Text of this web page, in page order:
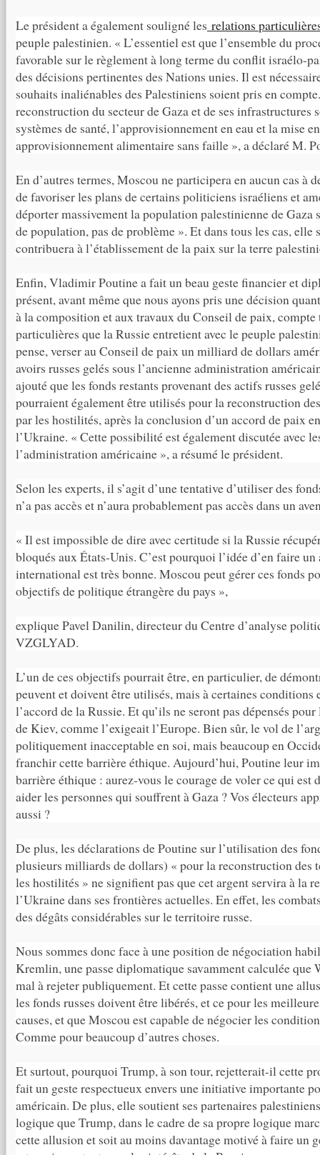
Le président a également souligné les relations
peuple palestinien. « L’essentiel est que l’ensemble du
favorable sur le règlement à long terme du conflit israélo-
des décisions pertinentes des Nations unies. Il est
souhaits inaliénables des Palestiniens soient pris en
reconstruction du secteur de Gaza et de ses infrastructures
systèmes de santé, l’approvisionnement en eau et la mise
approvisionnement alimentaire sans faille », a déclaré M.
En d’autres termes, Moscou ne participera en aucun cas à
de favoriser les plans de certains politiciens israéliens et
déporter massivement la population palestinienne de Gaza
de population, pas de problème ». Et dans tous les cas,
contribuera à l’établissement de la paix sur la terre
Enfin, Vladimir Poutine a fait un beau geste financier et
présent, avant même que nous ayons pris une décision
à la composition et aux travaux du Conseil de paix, compte
particulières que la Russie entretient avec le peuple
pense, verser au Conseil de paix un milliard de dollars
avoirs russes gelés sous l’ancienne administration
ajouté que les fonds restants provenant des actifs russes
pourraient également être utilisés pour la reconstruction
par les hostilités, après la conclusion d’un accord de paix
l’Ukraine. « Cette possibilité est également discutée avec
l’administration américaine », a résumé le président.
Selon les experts, il s’agit d’une tentative d’utiliser des
n’a pas accès et n’aura probablement pas accès dans un
« Il est impossible de dire avec certitude si la Russie
bloqués aux États-Unis. C’est pourquoi l’idée d’en faire
international est très bonne. Moscou peut gérer ces fonds
objectifs de politique étrangère du pays »,
explique Pavel Danilin, directeur du Centre d’analyse
VZGLYAD.
L’un de ces objectifs pourrait être, en particulier, de
peuvent et doivent être utilisés, mais à certaines conditions
l’accord de la Russie. Et qu’ils ne seront pas dépensés
de Kiev, comme l’exigeait l’Europe. Bien sûr, le vol de
politiquement inacceptable en soi, mais beaucoup en
franchir cette barrière éthique. Aujourd’hui, Poutine leur
barrière éthique : aurez-vous le courage de voler ce qui est
aider les personnes qui souffrent à Gaza ? Vos électeurs
aussi ?
De plus, les déclarations de Poutine sur l’utilisation des
plusieurs milliards de dollars) « pour la reconstruction des
les hostilités » ne signifient pas que cet argent servira à la
l’Ukraine dans ses frontières actuelles. En effet, les
des dégâts considérables sur le territoire russe.
Nous sommes donc face à une position de négociation
Kremlin, une passe diplomatique savamment calculée que
mal à rejeter publiquement. Et cette passe contient une
les fonds russes doivent être libérés, et ce pour les
causes, et que Moscou est capable de négocier les
Comme pour beaucoup d’autres choses.
Et surtout, pourquoi Trump, à son tour, rejetterait-il cette
fait un geste respectueux envers une initiative importante
américain. De plus, elle soutient ses partenaires
logique que Trump, dans le cadre de sa propre logique
cette allusion et soit au moins davantage motivé à faire un